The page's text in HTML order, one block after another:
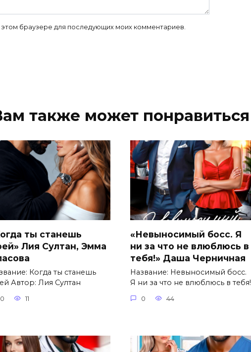
браузере для последующих моих комментариев.
также может понравиться
ты станешь
Лия Султан, Эмма
Когда ты станешь
Автор: Лия Султан
0 11
«Невыносимый босс. Я
ни за что не влюблюсь в
тебя!» Даша Черничная
Название: Невыносимый босс.
Я ни за что не влюблюсь в тебя!
0 44